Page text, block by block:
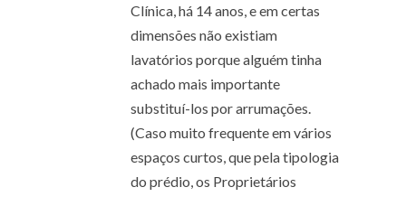
Clínica, há 14 anos, e em certas
dimensões não existiam
lavatórios porque alguém tinha
achado mais importante
substituí-los por arrumações.
(Caso muito frequente em vários
espaços curtos, que pela tipologia
do prédio, os Proprietários